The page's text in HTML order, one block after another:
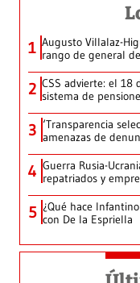
1 Augusto Villalaz-
rango de general
2 CSS advierte: el 18
sistema de
3 ‘Transparencia
amenazas de
4 Guerra Rusia-
repatriados y
5 ¿Qué hace
con De la Espriella